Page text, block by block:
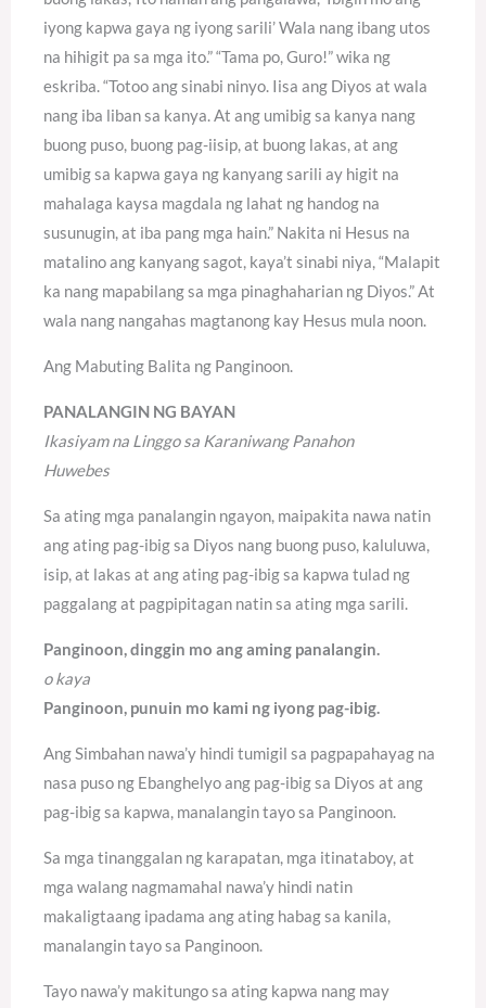
iyong kapwa gaya ng iyong sarili’ Wala nang ibang utos
na hihigit pa sa mga ito.” “Tama po, Guro!” wika ng
eskriba. “Totoo ang sinabi ninyo. Iisa ang Diyos at wala
nang iba liban sa kanya. At ang umibig sa kanya nang
buong puso, buong pag-iisip, at buong lakas, at ang
umibig sa kapwa gaya ng kanyang sarili ay higit na
mahalaga kaysa magdala ng lahat ng handog na
susunugin, at iba pang mga hain.” Nakita ni Hesus na
matalino ang kanyang sagot, kaya’t sinabi niya, “Malapit
ka nang mapabilang sa mga pinaghaharian ng Diyos.” At
wala nang nangahas magtanong kay Hesus mula noon.
Ang Mabuting Balita ng Panginoon.
PANALANGIN NG BAYAN
Ikasiyam na Linggo sa Karaniwang Panahon
Huwebes
Sa ating mga panalangin ngayon, maipakita nawa natin
ang ating pag-ibig sa Diyos nang buong puso, kaluluwa,
isip, at lakas at ang ating pag-ibig sa kapwa tulad ng
paggalang at pagpipitagan natin sa ating mga sarili.
Panginoon, dinggin mo ang aming panalangin.
o kaya
Panginoon, punuin mo kami ng iyong pag-ibig.
Ang Simbahan nawa’y hindi tumigil sa pagpapahayag na
nasa puso ng Ebanghelyo ang pag-ibig sa Diyos at ang
pag-ibig sa kapwa, manalangin tayo sa Panginoon.
Sa mga tinanggalan ng karapatan, mga itinataboy, at
mga walang nagmamahal nawa’y hindi natin
makaligtaang ipadama ang ating habag sa kanila,
manalangin tayo sa Panginoon.
Tayo nawa’y makitungo sa ating kapwa nang may